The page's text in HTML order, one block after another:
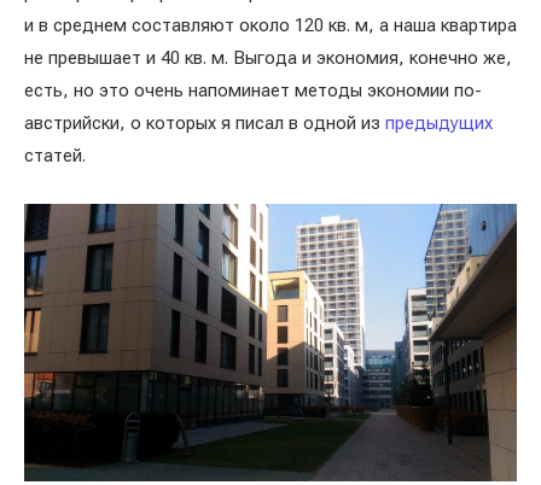
и в среднем составляют около 120 кв. м, а наша квартира
не превышает и 40 кв. м. Выгода и экономия, конечно же,
есть, но это очень напоминает методы экономии по-
австрийски, о которых я писал в одной из предыдущих
статей.